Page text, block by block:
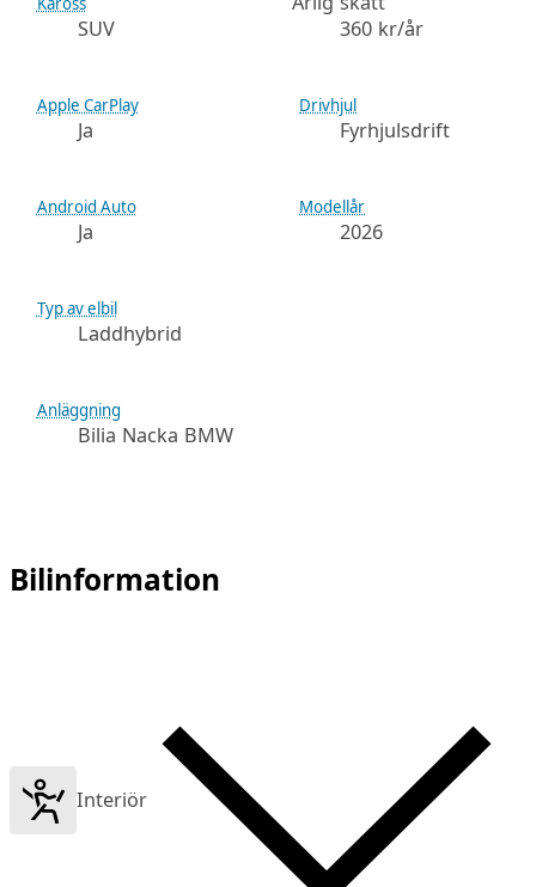
SUV
360 kr/år
Apple CarPlay
Ja
Drivhjul
Fyrhjulsdrift
Android Auto
Ja
Modellår
2026
Typ av elbil
Laddhybrid
Anläggning
Bilia Nacka BMW
Bilinformation
Interiör